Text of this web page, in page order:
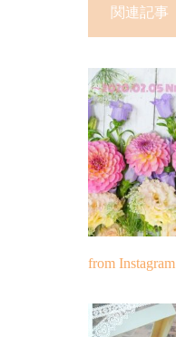
関連記事
from Instagram